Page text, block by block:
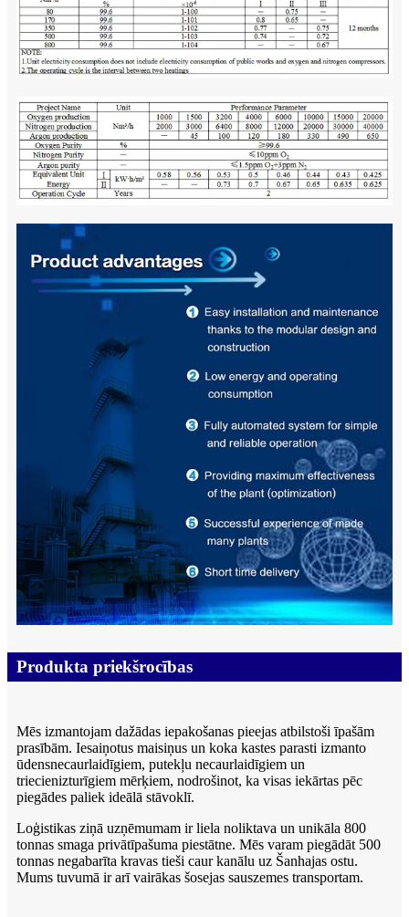
Produkta priekšrocības
Mēs izmantojam dažādas iepakošanas pieejas atbilstoši īpašām
prasībām. Iesaiņotus maisiņus un koka kastes parasti izmanto
ūdensnecaurlaidīgiem, putekļu necaurlaidīgiem un
triecienizturīgiem mērķiem, nodrošinot, ka visas iekārtas pēc
piegādes paliek ideālā stāvoklī.
Loģistikas ziņā uzņēmumam ir liela noliktava un unikāla 800
tonnas smaga privātīpašuma piestātne. Mēs varam piegādāt 500
tonnas negabarīta kravas tieši caur kanālu uz Šanhajas ostu.
Mums tuvumā ir arī vairākas šosejas sauszemes transportam.